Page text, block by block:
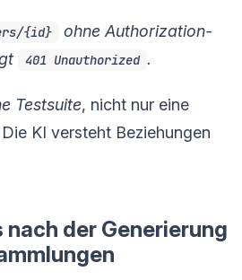
{id}
ohne Authorization-
401 Unauthorized .
Testsuite, nicht nur eine
KI versteht Beziehungen
der Generierung